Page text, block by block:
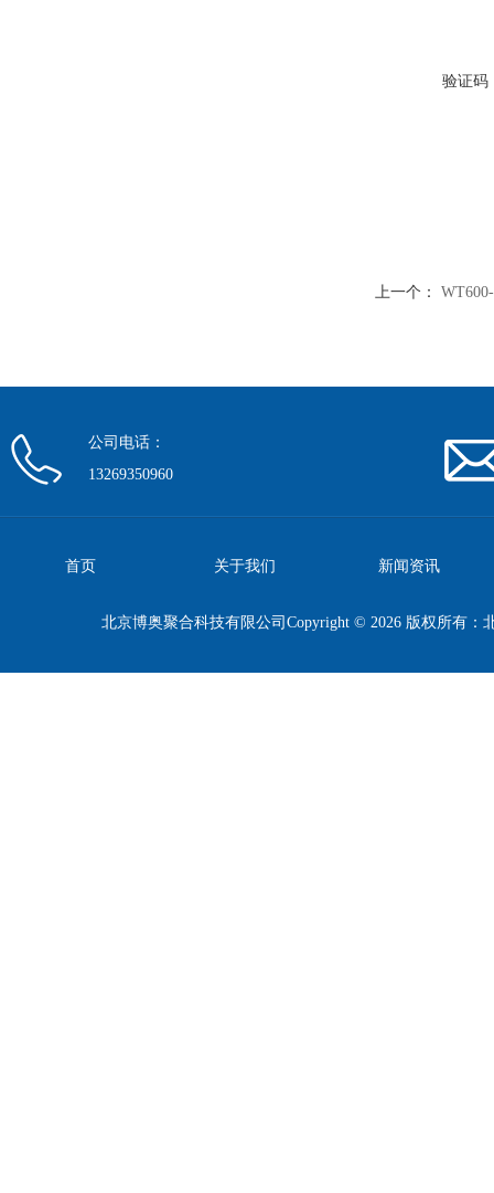
验证码
上一个：
公司电话：
13269350960
首页 关于我们 新闻资讯
北京博奥聚合科技有限公司Copyright © 2026 版权所有